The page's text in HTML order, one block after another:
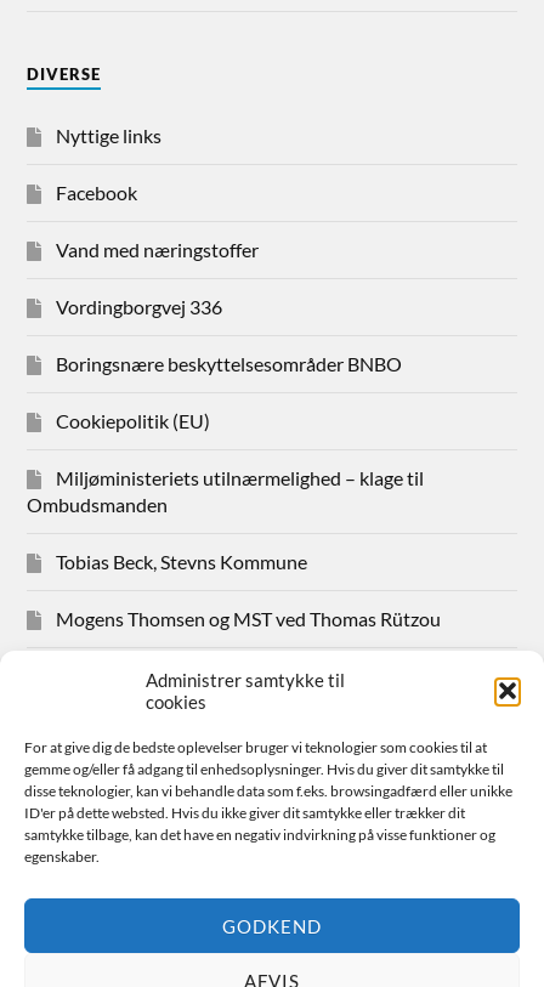
Administrer samtykke til
cookies
For at give dig de bedste oplevelser bruger vi teknologier som cookies til at
gemme og/eller få adgang til enhedsoplysninger. Hvis du giver dit samtykke til
disse teknologier, kan vi behandle data som f.eks. browsingadfærd eller unikke
ID'er på dette websted. Hvis du ikke giver dit samtykke eller trækker dit
samtykke tilbage, kan det have en negativ indvirkning på visse funktioner og
egenskaber.
GODKEND
AFVIS
DIVERSE
Nyttige links
Facebook
Vand med næringstoffer
Vordingborgvej 336
Boringsnære beskyttelsesområder BNBO
Cookiepolitik (EU)
Miljøministeriets utilnærmelighed – klage til
Ombudsmanden
Tobias Beck, Stevns Kommune
Mogens Thomsen og MST ved Thomas Rützou
Avisudklip 2024
Sager for medlemmer
Bestyrelsen
Avisudklip 2026